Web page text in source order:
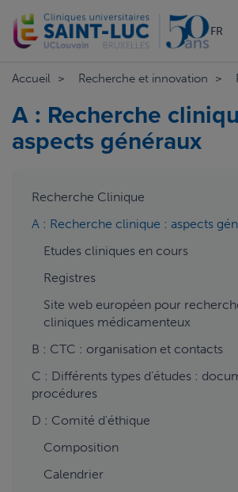
au
contenu
FR
Accueil Recherche et innovation
A : Recherche
aspects généraux
aside
Recherche Clinique
A : Recherche clinique : aspects
Etudes cliniques en cours
Registres
Site web européen pour
cliniques médicamenteux
B : CTC : organisation et contacts
C : Différents types d’études :
procédures
D : Comité d'éthique
Composition
Calendrier